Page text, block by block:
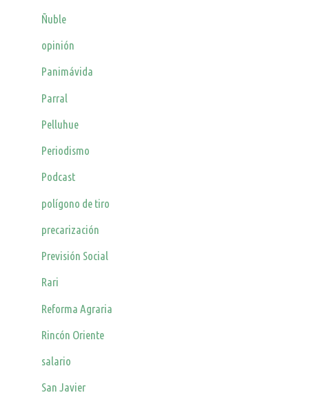
Ñuble
opinión
Panimávida
Parral
Pelluhue
Periodismo
Podcast
polígono de tiro
precarización
Previsión Social
Rari
Reforma Agraria
Rincón Oriente
salario
San Javier